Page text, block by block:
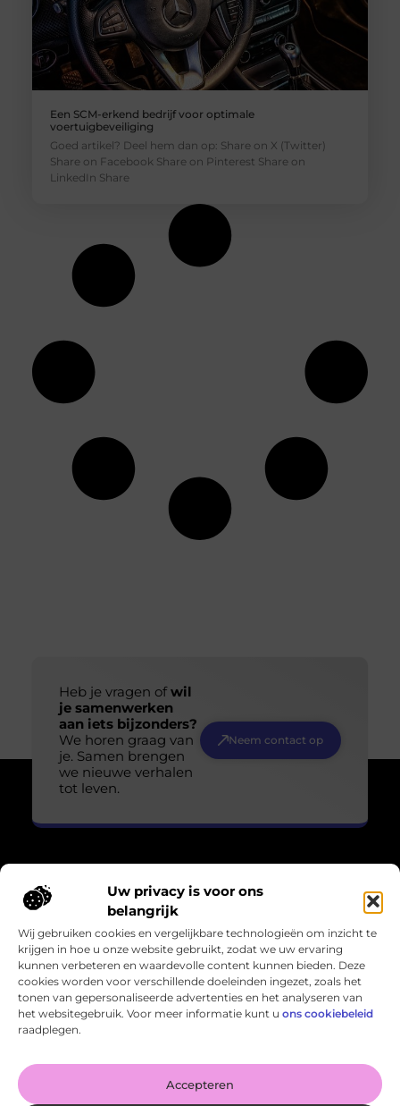
Uw privacy is voor ons
belangrijk
Wij gebruiken cookies en vergelijkbare technologieën om inzicht te
krijgen in hoe u onze website gebruikt, zodat we uw ervaring
kunnen verbeteren en waardevolle content kunnen bieden. Deze
cookies worden voor verschillende doeleinden ingezet, zoals het
tonen van gepersonaliseerde advertenties en het analyseren van
het websitegebruik. Voor meer informatie kunt u ons cookiebeleid
raadplegen.
Accepteren
Een SCM-erkend bedrijf voor optimale
voertuigbeveiliging
Goed artikel? Deel hem dan op: Share on X (Twitter)
Share on Facebook Share on Pinterest Share on
LinkedIn Share
Heb je vragen ofwil
je samenwerken
aan iets bijzonders?
We horen graag van
je. Samen brengen
we nieuwe verhalen
tot leven.
Neem contact op
Over Losser Digitaal
“Kijk omhoog. Vind het wonder in het gewone.”
Losser-digitaal.nl nodigt je uit om de magie in het alledaagse
te zien. Inspirerende blogs en verhalen die verwondering
oproepen en het leven in een ander licht zetten.
Bericht categorie